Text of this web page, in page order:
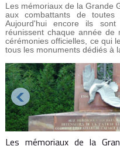
Les mémoriaux de la Grande
aux combattants de toutes
Aujourd'hui encore ils
réunissent chaque année de
cérémonies officielles, ce qui
tous les monuments dédiés à
Les mémoriaux de la